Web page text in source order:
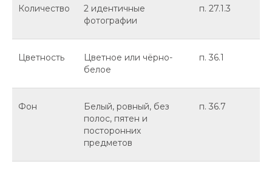
Количество
2 идентичные
фотографии
п. 27.1.3
Цветность
Цветное или чёрно-
белое
п. 36.1
Фон
Белый, ровный, без
полос, пятен и
посторонних
предметов
п. 36.7